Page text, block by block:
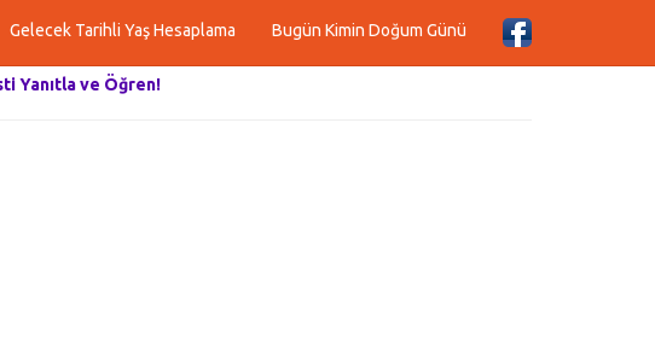
Gelecek Tarihli Yaş Hesaplama Bugün Kimin Doğum Günü
Yanıtla ve Öğren!